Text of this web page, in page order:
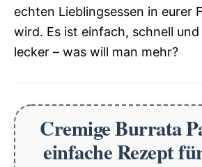
echten Lieblingsessen in eurer
wird. Es ist einfach, schnell
lecker – was will man mehr?
Cremige Burrata
einfache Rezept